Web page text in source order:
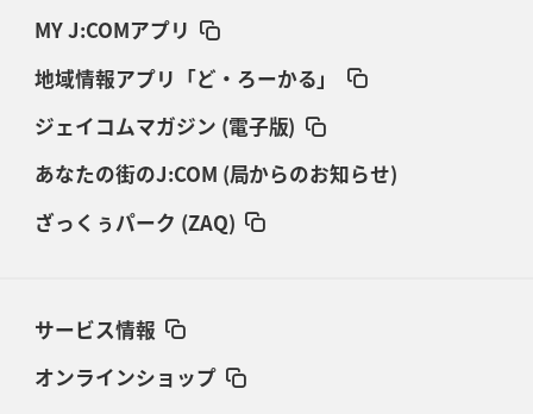
MY J:COMアプリ
地域情報アプリ「ど・ろーかる」
ジェイコムマガジン (電子版)
あなたの街のJ:COM (局からのお知らせ)
ざっくぅパーク (ZAQ)
サービス情報
オンラインショップ